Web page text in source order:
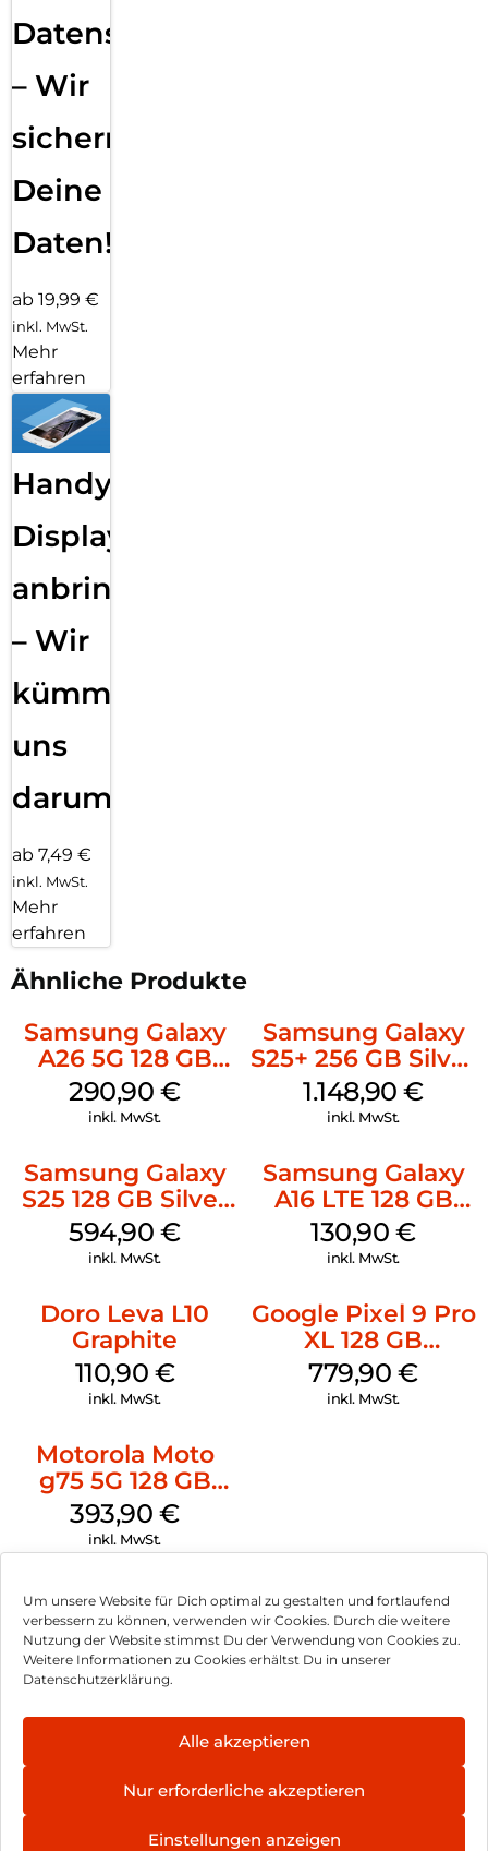
Um unsere Website für Dich optimal zu gestalten und fortlaufend
verbessern zu können, verwenden wir Cookies. Durch die weitere
Nutzung der Website stimmst Du der Verwendung von Cookies zu.
Weitere Informationen zu Cookies erhältst Du in unserer
Datenschutzerklärung.
Alle akzeptieren
Nur erforderliche akzeptieren
Einstellungen anzeigen
Datensicherung
– Wir
sichern
Deine
Daten!
ab 19,99 €
inkl. MwSt.
Mehr
erfahren
Handy
Displayfolie
anbringen
– Wir
kümmern
uns
darum!
ab 7,49 €
inkl. MwSt.
Mehr
erfahren
Ähnliche Produkte
Samsung Galaxy
A26 5G 128 GB
White
290,90€
inkl. MwSt.
Samsung Galaxy
S25+ 256 GB Silver
Shadow
1.148,90€
inkl. MwSt.
Samsung Galaxy
S25 128 GB Silver
Shadow
594,90€
inkl. MwSt.
Samsung Galaxy
A16 LTE 128 GB
Black
130,90€
inkl. MwSt.
Doro Leva L10
Graphite
110,90 €
inkl. MwSt.
Google Pixel 9 Pro
XL 128 GB
Obsidian
779,90€
inkl. MwSt.
Motorola Moto
g75 5G 128 GB
Charcoal Gray
393,90€
inkl. MwSt.
Impressum
Hinweis zur Batterieentsorgung